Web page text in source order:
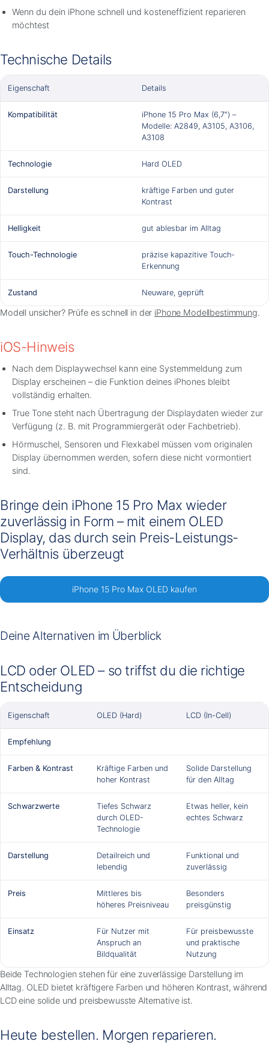
Wenn du dein iPhone schnell und kosteneffizient reparieren
möchtest
Technische Details
Eigenschaft Details
Kompatibilität
iPhone 15 Pro Max (6,7″) –
Modelle: A2849, A3105, A3106,
A3108
Technologie Hard OLED
Darstellung
kräftige Farben und guter
Kontrast
Helligkeit gut ablesbar im Alltag
Touch-Technologie
präzise kapazitive Touch-
Erkennung
Zustand Neuware, geprüft
Modell unsicher? Prüfe es schnell in der iPhone Modellbestimmung.
iOS-Hinweis
Nach dem Displaywechsel kann eine Systemmeldung zum
Display erscheinen – die Funktion deines iPhones bleibt
vollständig erhalten.
True Tone steht nach Übertragung der Displaydaten wieder zur
Verfügung (z. B. mit Programmiergerät oder Fachbetrieb).
Hörmuschel, Sensoren und Flexkabel müssen vom originalen
Display übernommen werden, sofern diese nicht vormontiert
sind.
Bringe dein iPhone 15 Pro Max wieder
zuverlässig in Form – mit einem OLED
Display, das durch sein Preis-Leistungs-
Verhältnis überzeugt
iPhone 15 Pro Max OLED kaufen
Deine Alternativen im Überblick
LCD oder OLED – so triffst du die richtige
Entscheidung
Eigenschaft OLED (Hard) LCD (In-Cell)
Empfehlung
Farben & Kontrast
Kräftige Farben und
hoher Kontrast
Solide Darstellung
für den Alltag
Schwarzwerte
Tiefes Schwarz
durch OLED-
Technologie
Etwas heller, kein
echtes Schwarz
Darstellung
Detailreich und
lebendig
Funktional und
zuverlässig
Preis
Mittleres bis
höheres Preisniveau
Besonders
preisgünstig
Einsatz
Für Nutzer mit
Anspruch an
Bildqualität
Für preisbewusste
und praktische
Nutzung
Beide Technologien stehen für eine zuverlässige Darstellung im
Alltag. OLED bietet kräftigere Farben und höheren Kontrast, während
LCD eine solide und preisbewusste Alternative ist.
Heute bestellen. Morgen reparieren.